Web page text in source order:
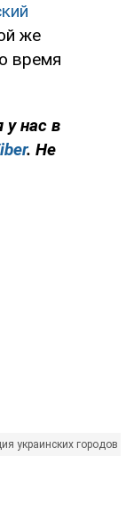
же
время
у нас в
. Не
украинских городов